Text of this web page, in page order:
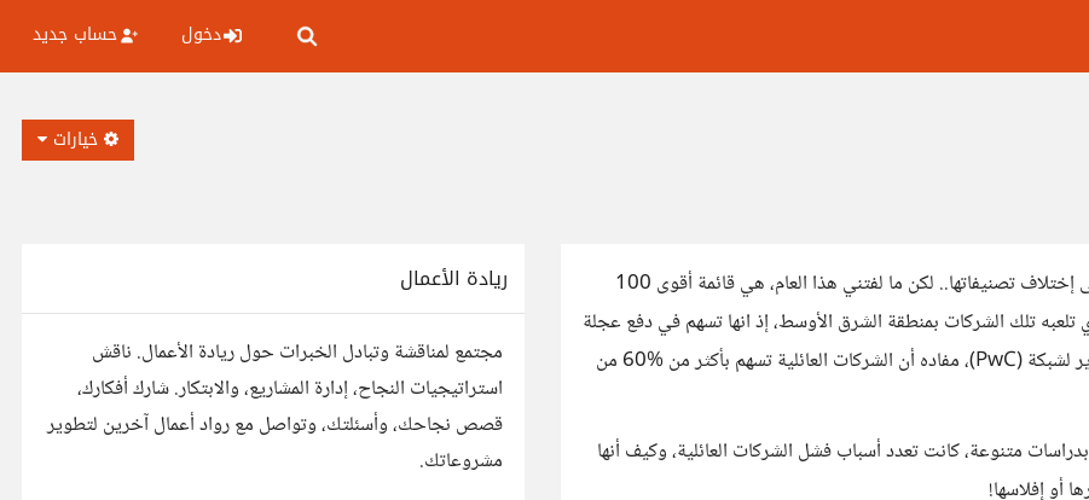
دخول حساب جديد
خيارات
كالعادة ومع بداية كل عام، تجذبني قوائم مجلة فوربس الأمريكية، على إختلاف تصنيفاتها.. لكن ما لفتني هذا العام، هي قائمة أقوى 100
تلك الشركات بمنطقة الشرق الأوسط، إذ انها تسهم في دفع عجلة
الإقتصاد، بشكل يفوق نظيراتها من الشركات غير العائلية. وأرفقت تقرير لشبكة (PwC)، مفاده أن الشركات العائلية تسهم بأكثر من %60 من
متنوعة، كانت تعدد أسباب فشل الشركات العائلية، وكيف أنها
أو إفلاسها!
ريادة الأعمال
مجتمع لمناقشة وتبادل الخبرات حول ريادة الأعمال. ناقش
استراتيجيات النجاح، إدارة المشاريع، والابتكار. شارك أفكارك،
قصص نجاحك، وأسئلتك، وتواصل مع رواد أعمال آخرين لتطوير
مشروعاتك.